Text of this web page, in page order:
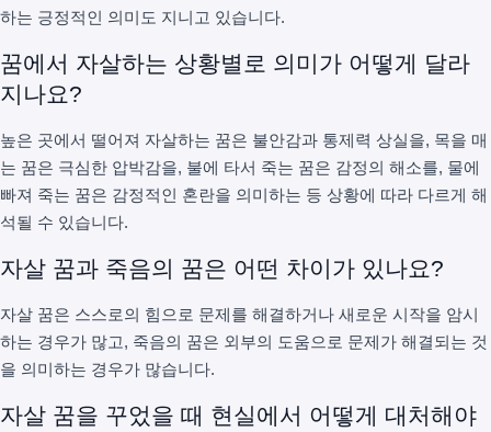
하는 긍정적인 의미도 지니고 있습니다.
꿈에서 자살하는 상황별로 의미가 어떻게 달라
지나요?
높은 곳에서 떨어져 자살하는 꿈은 불안감과 통제력 상실을, 목을 매
는 꿈은 극심한 압박감을, 불에 타서 죽는 꿈은 감정의 해소를, 물에
빠져 죽는 꿈은 감정적인 혼란을 의미하는 등 상황에 따라 다르게 해
석될 수 있습니다.
자살 꿈과 죽음의 꿈은 어떤 차이가 있나요?
자살 꿈은 스스로의 힘으로 문제를 해결하거나 새로운 시작을 암시
하는 경우가 많고, 죽음의 꿈은 외부의 도움으로 문제가 해결되는 것
을 의미하는 경우가 많습니다.
자살 꿈을 꾸었을 때 현실에서 어떻게 대처해야